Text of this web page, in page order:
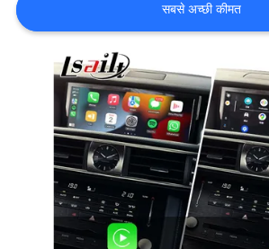
समाचार
मामलों
साइटमैप
PRIVACY
POLICY
सबसे अच्छी कीमत